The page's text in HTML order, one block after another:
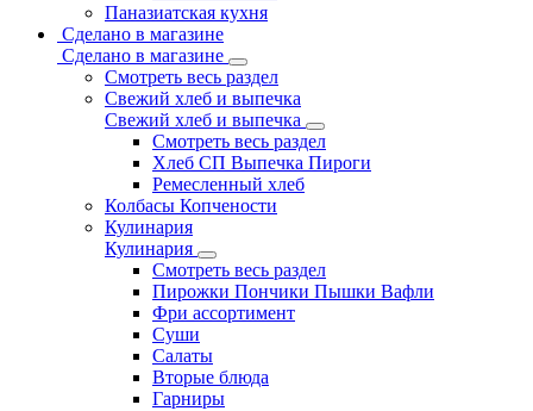
Паназиатская кухня
Сделано в магазине
Сделано в магазине
Смотреть весь раздел
Свежий хлеб и выпечка
Свежий хлеб и выпечка
Смотреть весь раздел
Хлеб СП Выпечка Пироги
Ремесленный хлеб
Колбасы Копчености
Кулинария
Кулинария
Смотреть весь раздел
Пирожки Пончики Пышки Вафли
Фри ассортимент
Суши
Салаты
Вторые блюда
Гарниры